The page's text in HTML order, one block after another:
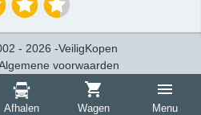
Afhalen Wagen Menu
- 2026 -VeiligKopen
voorwaarden